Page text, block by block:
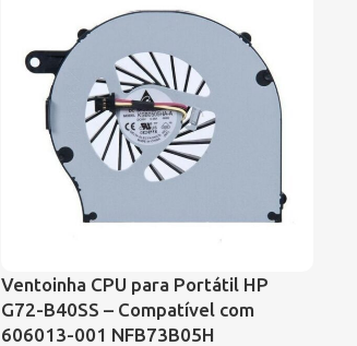
Ventoinha CPU para Portátil HP
G72-B40SS – Compatível com
606013-001 NFB73B05H